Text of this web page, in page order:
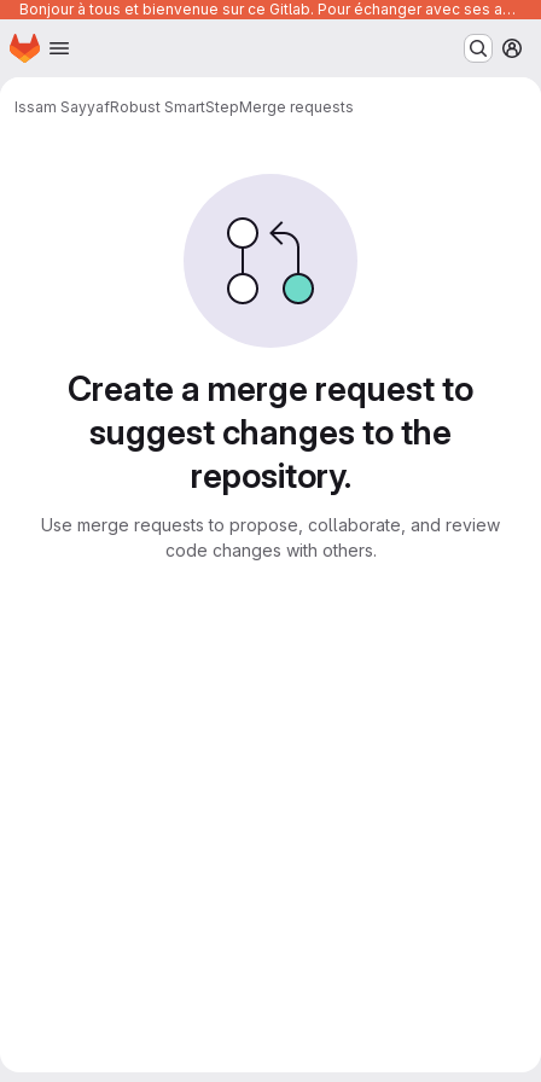
Bonjour à tous et bienvenue sur ce Gitlab. Pour échanger avec ses autres utilisateurs, posez vos questions ou trouver des ressources, vous pouvez rejoindre le canal suivant :
Skip to main content
Homepage
Issam SayyafRobust SmartStepMerge requests
Create a merge request to
suggest changes to the
repository.
Use merge requests to propose, collaborate, and review
code changes with others.